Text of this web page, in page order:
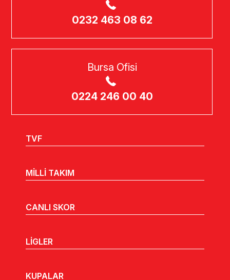
0232 463 08 62
Bursa Ofisi
0224 246 00 40
TVF
MİLLİ TAKIM
CANLI SKOR
LİGLER
KUPALAR